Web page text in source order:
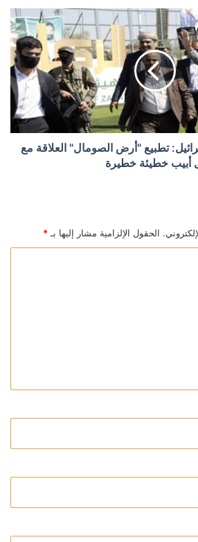
تطبيع "أرض الصومال" العلاقة مع
أبيب خطيئة خطيرة
الحقول الإلزامية مشار إليها بـ *